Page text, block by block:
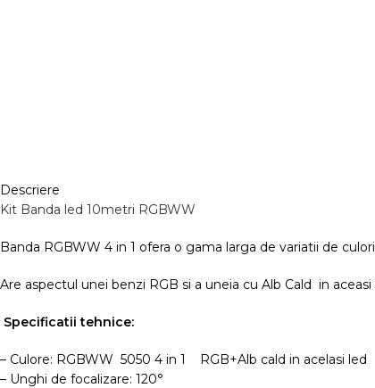
Descriere
Kit Banda led 10metri RGBWW
Banda RGBWW 4 in 1 ofera o gama larga de variatii de
Are aspectul unei benzi RGB si a uneia cu Alb Cald in aceasi
Specificatii tehnice:
– Culore: RGBWW 5050 4 in 1 RGB+Alb cald in acelasi led
– Unghi de focalizare: 120°